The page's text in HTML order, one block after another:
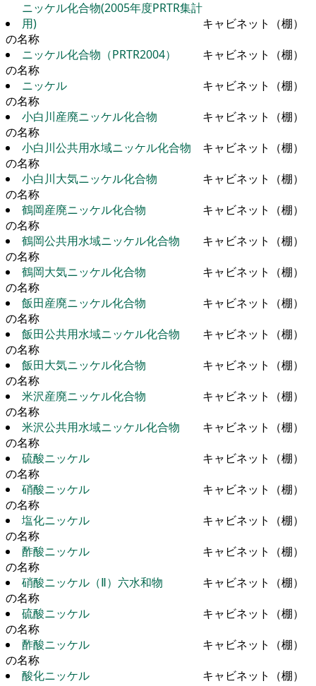
ニッケル化合物(2005年度PRTR集計
用)
キャビネット（棚）
の名称
ニッケル化合物（PRTR2004）
キャビネット（棚）
の名称
ニッケル
キャビネット（棚）
の名称
小白川産廃ニッケル化合物
キャビネット（棚）
の名称
小白川公共用水域ニッケル化合物
キャビネット（棚）
の名称
小白川大気ニッケル化合物
キャビネット（棚）
の名称
鶴岡産廃ニッケル化合物
キャビネット（棚）
の名称
鶴岡公共用水域ニッケル化合物
キャビネット（棚）
の名称
鶴岡大気ニッケル化合物
キャビネット（棚）
の名称
飯田産廃ニッケル化合物
キャビネット（棚）
の名称
飯田公共用水域ニッケル化合物
キャビネット（棚）
の名称
飯田大気ニッケル化合物
キャビネット（棚）
の名称
米沢産廃ニッケル化合物
キャビネット（棚）
の名称
米沢公共用水域ニッケル化合物
キャビネット（棚）
の名称
硫酸ニッケル
キャビネット（棚）
の名称
硝酸ニッケル
キャビネット（棚）
の名称
塩化ニッケル
キャビネット（棚）
の名称
酢酸ニッケル
キャビネット（棚）
の名称
硝酸ニッケル（Ⅱ）六水和物
キャビネット（棚）
の名称
硫酸ニッケル
キャビネット（棚）
の名称
酢酸ニッケル
キャビネット（棚）
の名称
酸化ニッケル
キャビネット（棚）